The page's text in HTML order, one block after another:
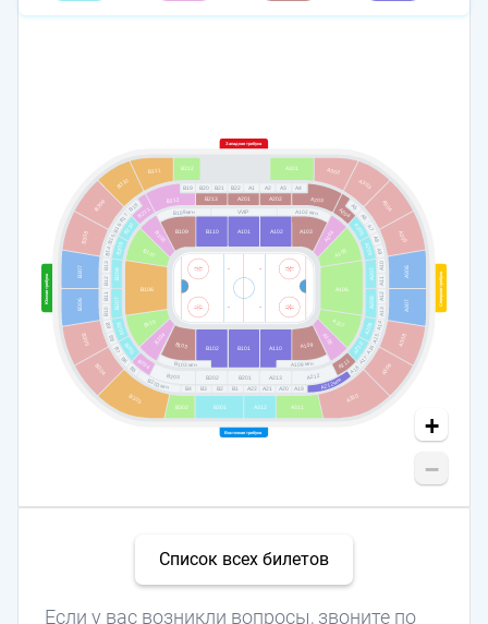
Северная трибуна
Южная трибуна
Восточная трибуна
Западная трибуна
B301
B302
B303
B304
B305
B306
B307
B308
B309
B310
B311 B312 A301 A302
A303
A304
A305
A306
A307
A308
A309
A310
A311
A312
A103 A104
A105
A106
A107
A108
VVIP
A102
A101
B110
B109
A1 A2 A3 A4
A5
A6
A7
A8
A9
A10
A11
A12
A13
A14
A15
A16
A17
A18
A19
A20
A21
A22
B1
B2
B3
B4
B5
B6
B7
B8
B9
B10
B11
B12
B13
B14
B15
B16
B17
B18
B19 B20 B21 B22
A109
A110
B101
B102
B103
B104
B105
B106
B107
B108
A102 мгн
B109мгн
A109 мгн
B103 мгн
B203мгн A212мгн
B201
B202
B203
B204
B205
B206
B207
B208
B209
B210
B211
B212 B213 A201 A202 A203
A204
A205
A206
A207
A208
A209
A210
A211
A212
A213
+
−
Если у вас возникли вопросы, звоните по
Список всех билетов